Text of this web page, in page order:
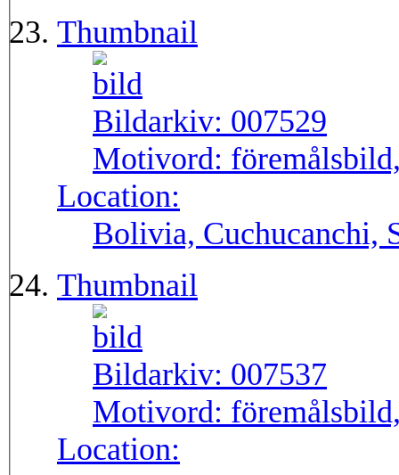
Thumbnail
Bildarkiv: 007529
Motivord:
Location:
Bolivia, Cuchucanchi,
Thumbnail
Bildarkiv: 007537
Motivord:
Location: